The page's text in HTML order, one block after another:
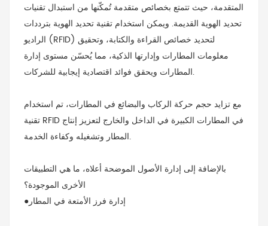
المتقدمة، حيث تتمتع بخصائص متقدمة تُمكّنها من استبدال تقنيات
تحديد الهوية القديمة. ويمكن استخدام تقنية تحديد الهوية بترددات
الراديو (RFID) لتحديد خصائص القراءة والكتابة، وتحقيق
معلومات المطارات وإدارتها الذكية، مما يُحسّن مستوى إدارة
المطارات ويحقق فوائد اقتصادية إيجابية للشركات.
مع تزايد حجم حركة الركاب والبضائع في المطارات، تم استخدام
تقنية RFID في المطارات الكبيرة في الداخل والخارج لتعزيز إنتاج
المطار وتشغيله وكفاءة الخدمة.
بالإضافة إلى إدارة الأصول الموضحة أعلاه، ما هي التطبيقات
الأخرى الموجودة؟
●إدارة فرز الأمتعة في المطار